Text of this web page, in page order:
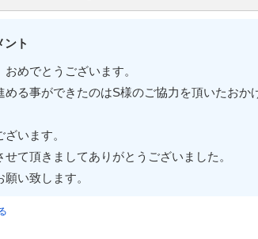
ント
めでとうございます。
める事ができたのはS様のご協力を頂いたおか
います。
て頂きましてありがとうございました。
い致します。